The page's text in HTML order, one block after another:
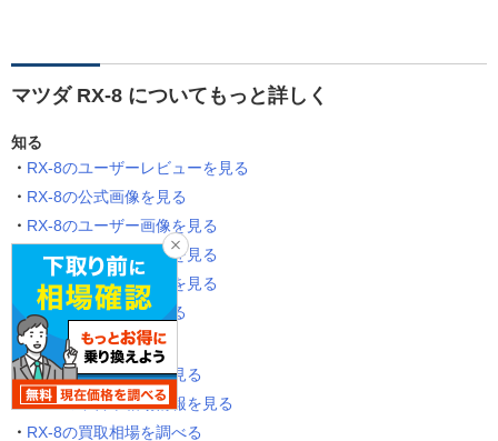
マツダ RX-8 についてもっと詳しく
知る
RX-8のユーザーレビューを見る
RX-8の公式画像を見る
RX-8のユーザー画像を見る
RX-8のみんなの質問を見る
RX-8の関連ニュースを見る
RX-8の関連記事を見る
買う・売る
RX-8の中古車情報を見る
RX-8の中古車相場情報を見る
RX-8の買取相場を調べる